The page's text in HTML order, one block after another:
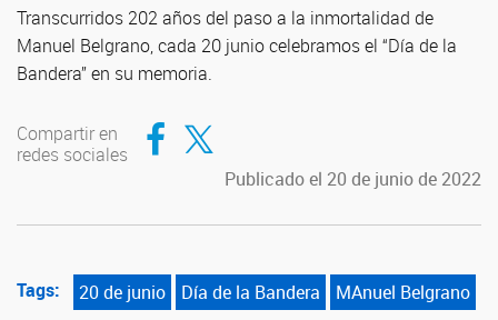
Transcurridos 202 años del paso a la inmortalidad de
Manuel Belgrano, cada 20 junio celebramos el “Día de la
Bandera” en su memoria.
Compartir en
redes sociales
Compartir en Facebook
Compartir en Twitter
Publicado el 20 de junio de 2022
Tags: 20 de junio Día de la Bandera MAnuel Belgrano